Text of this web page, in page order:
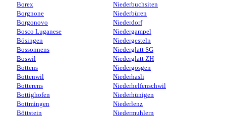
Borex
Borgnone
Borgonovo
Bosco Luganese
Bösingen
Bossonnens
Boswil
Bottens
Bottenwil
Botterens
Bottighofen
Bottmingen
Böttstein
Niederbuchsiten
Niederbüren
Niederdorf
Niedergampel
Niedergesteln
Niederglatt SG
Niederglatt ZH
Niedergösgen
Niederhasli
Niederhelfenschwil
Niederhünigen
Niederlenz
Niedermuhlern